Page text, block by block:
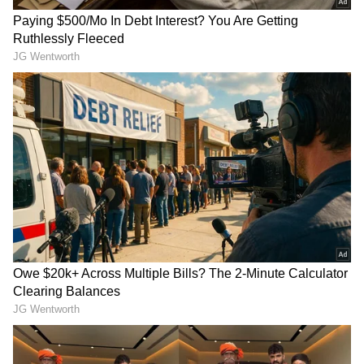
ಮತ್ತು ವಾಷಿಂಗ್ಟನ್‌ನೊಂದಿಗೆ 124.9 ಮಿಲಿಯನ್ ಡಾಲರ್‌
ಸೆಟ್ಲ್‌ಮೆಂಟ್‌ಗೆ ಒಪ್ಪಿದೆ.
RECOMMENDED STORIES